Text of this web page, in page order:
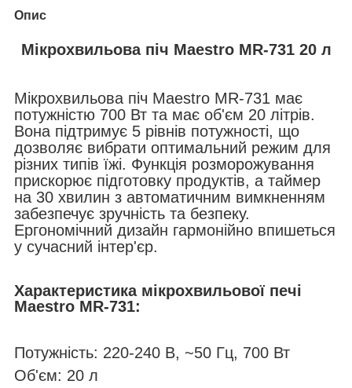
Опис
Мікрохвильова піч Maestro MR-731 20 л
Мікрохвильова піч Maestro MR-731 має
потужністю 700 Вт та має об'єм 20 літрів.
Вона підтримує 5 рівнів потужності, що
дозволяє вибрати оптимальний режим для
різних типів їжі. Функція розморожування
прискорює підготовку продуктів, а таймер
на 30 хвилин з автоматичним вимкненням
забезпечує зручність та безпеку.
Ергономічний дизайн гармонійно впишеться
у сучасний інтер'єр.
Характеристика мікрохвильової печі
Maestro MR-731:
Потужність: 220-240 В, ~50 Гц, 700 Вт
Об'єм: 20 л